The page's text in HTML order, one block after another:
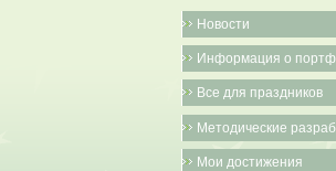
Новости
Информация о
Все для праздников
Методические
Мои достижения